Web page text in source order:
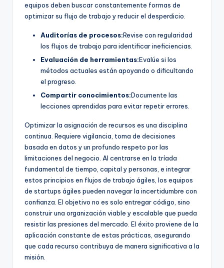
equipos deben buscar constantemente formas de
optimizar su flujo de trabajo y reducir el desperdicio.
Auditorías de procesos:Revise con regularidad
los flujos de trabajo para identificar ineficiencias.
Evaluación de herramientas:Evalúe si los
métodos actuales están apoyando o dificultando
el progreso.
Compartir conocimientos:Documente las
lecciones aprendidas para evitar repetir errores.
Optimizar la asignación de recursos es una disciplina
continua. Requiere vigilancia, toma de decisiones
basada en datos y un profundo respeto por las
limitaciones del negocio. Al centrarse en la tríada
fundamental de tiempo, capital y personas, e integrar
estos principios en flujos de trabajo ágiles, los equipos
de startups ágiles pueden navegar la incertidumbre con
confianza. El objetivo no es solo entregar código, sino
construir una organización viable y escalable que pueda
resistir las presiones del mercado. El éxito proviene de la
aplicación constante de estas prácticas, asegurando
que cada recurso contribuya de manera significativa a la
misión.